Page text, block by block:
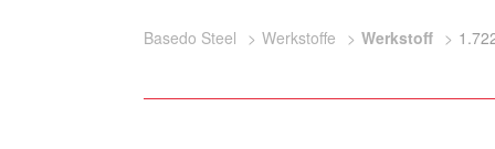
Basedo Steel Werkstoffe Werkstoff